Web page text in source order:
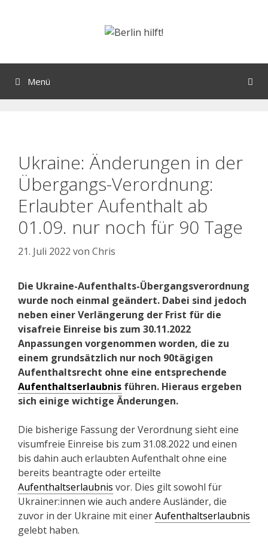
Menü
Ukraine: Änderungen in der
Übergangs-Verordnung:
Erlaubter Aufenthalt ab
01.09. nur noch für 90 Tage
21. Juli 2022 von Chris
Die Ukraine-Aufenthalts-Übergangsverordnung
wurde noch einmal geändert. Dabei sind jedoch
neben einer Verlängerung der Frist für die
visafreie Einreise bis zum 30.11.2022
Anpassungen vorgenommen worden, die zu
einem grundsätzlich nur noch 90tägigen
Aufenthaltsrecht ohne eine entsprechende
Aufenthaltserlaubnis führen. Hieraus ergeben
sich einige wichtige Änderungen.
Die bisherige Fassung der Verordnung sieht eine
visumfreie Einreise bis zum 31.08.2022 und einen
bis dahin auch erlaubten Aufenthalt ohne eine
bereits beantragte oder erteilte
Aufenthaltserlaubnis vor. Dies gilt sowohl für
Ukrainer:innen wie auch andere Ausländer, die
zuvor in der Ukraine mit einerAufenthaltserlaubnis
gelebt haben.